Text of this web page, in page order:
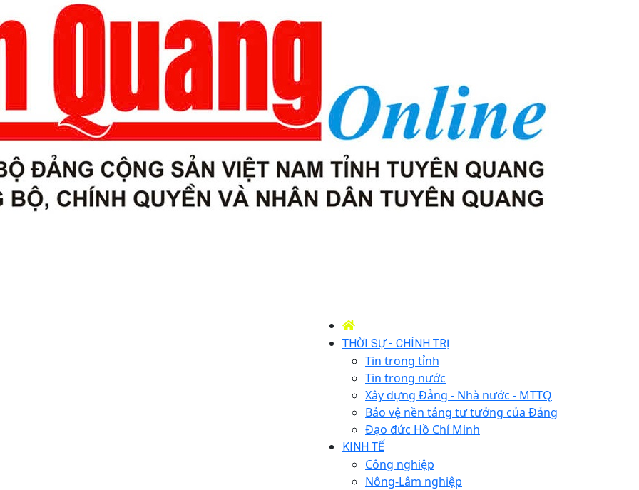
THỜI SỰ - CHÍNH TRỊ
Tin trong tỉnh
Tin trong nước
Xây dựng Đảng - Nhà nước - MTTQ
Bảo vệ nền tảng tư tưởng của Đảng
Đạo đức Hồ Chí Minh
KINH TẾ
Công nghiệp
Nông-Lâm nghiệp